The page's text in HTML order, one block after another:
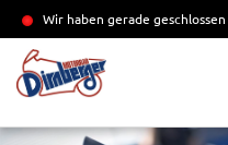
Wir haben gerade geschlossen